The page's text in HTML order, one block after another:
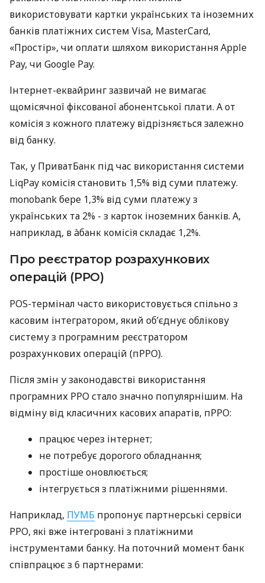
використовувати картки українських та іноземних
банків платіжних систем Visa, MasterCard,
«Простір», чи оплати шляхом використання Apple
Pay, чи Google Pay.
Інтернет-еквайринг зазвичай не вимагає
щомісячної фіксованої абонентської плати. А от
комісія з кожного платежу відрізняється залежно
від банку.
Так, у ПриватБанк під час використання системи
LiqPay комісія становить 1,5% від суми платежу.
monobank бере 1,3% від суми платежу з
українських та 2% - з карток іноземних банків. А,
наприклад, в àбанк комісія складає 1,2%.
Про реєстратор розрахункових
операцій (РРО)
POS-термінал часто використовується спільно з
касовим інтегратором, який об’єднує облікову
систему з програмним реєстратором
розрахункових операцій (пРРО).
Після змін у законодавстві використання
програмних РРО стало значно популярнішим. На
відміну від класичних касових апаратів, пРРО:
працює через інтернет;
не потребує дорогого обладнання;
простіше оновлюється;
інтегрується з платіжними рішеннями.
Наприклад, ПУМБ пропонує партнерські сервіси
РРО, які вже інтегровані з платіжними
інструментами банку. На поточний момент банк
співпрацює з 6 партнерами: